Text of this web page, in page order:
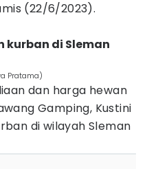
(22/6/2023).
kurban di Sleman
Pratama)
dan harga hewan
Gamping, Kustini
di wilayah Sleman